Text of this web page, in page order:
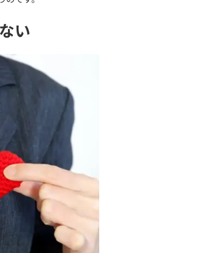
なっていることがあります。
ん。
。
。